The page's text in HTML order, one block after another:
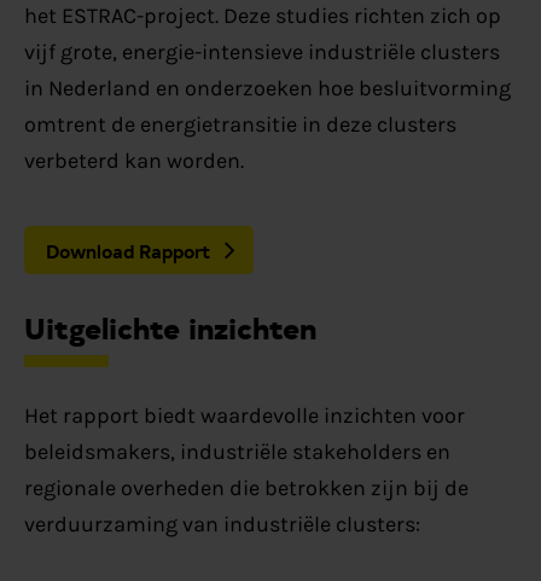
het ESTRAC-project. Deze studies richten zich op
vijf grote, energie-intensieve industriële clusters
in Nederland en onderzoeken hoe besluitvorming
omtrent de energietransitie in deze clusters
verbeterd kan worden.
Download Rapport
Uitgelichte inzichten
Het rapport biedt waardevolle inzichten voor
beleidsmakers, industriële stakeholders en
regionale overheden die betrokken zijn bij de
verduurzaming van industriële clusters: